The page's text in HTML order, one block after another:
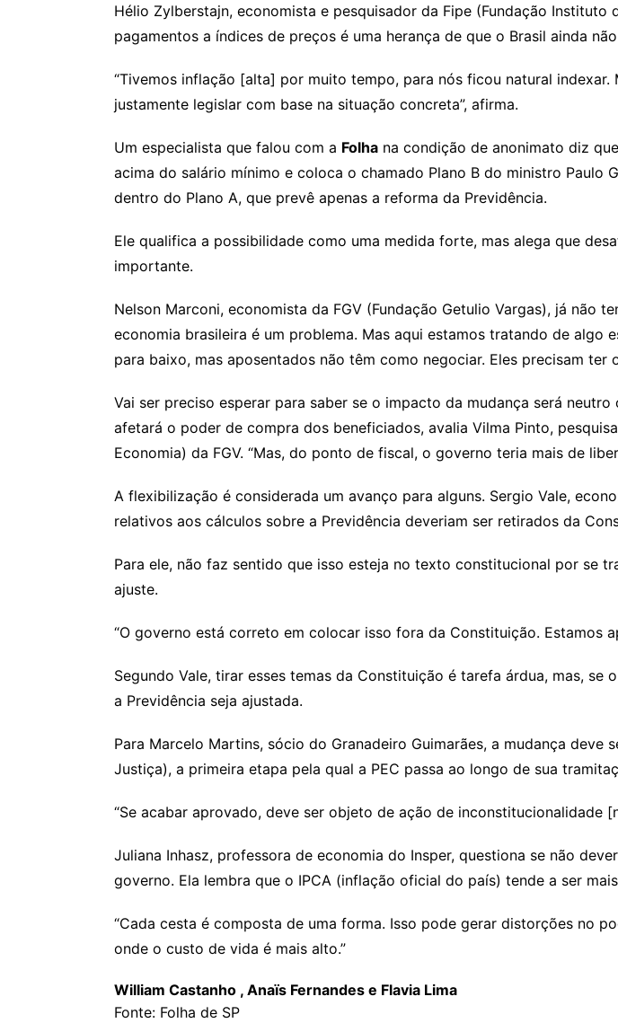
Hélio Zylberstajn, economista e pesquisador da Fipe (Fundação
pagamentos a índices de preços é uma herança de que o Brasil ainda
“Tivemos inflação [alta] por muito tempo, para nós ficou natural
justamente legislar com base na situação concreta”, afirma.
Um especialista que falou com a Folha na condição de anonimato diz
acima do salário mínimo e coloca o chamado Plano B do ministro
dentro do Plano A, que prevê apenas a reforma da Previdência.
Ele qualifica a possibilidade como uma medida forte, mas alega que
importante.
Nelson Marconi, economista da FGV (Fundação Getulio Vargas), já não
economia brasileira é um problema. Mas aqui estamos tratando de
para baixo, mas aposentados não têm como negociar. Eles precisam
Vai ser preciso esperar para saber se o impacto da mudança será
afetará o poder de compra dos beneficiados, avalia Vilma Pinto,
Economia) da FGV. “Mas, do ponto de fiscal, o governo teria mais de
A flexibilização é considerada um avanço para alguns. Sergio Vale,
relativos aos cálculos sobre a Previdência deveriam ser retirados da
Para ele, não faz sentido que isso esteja no texto constitucional por se
ajuste.
“O governo está correto em colocar isso fora da Constituição. Estamos
Segundo Vale, tirar esses temas da Constituição é tarefa árdua, mas,
a Previdência seja ajustada.
Para Marcelo Martins, sócio do Granadeiro Guimarães, a mudança
Justiça), a primeira etapa pela qual a PEC passa ao longo de sua
“Se acabar aprovado, deve ser objeto de ação de inconstitucionalidade
Juliana Inhasz, professora de economia do Insper, questiona se não
governo. Ela lembra que o IPCA (inflação oficial do país) tende a ser
“Cada cesta é composta de uma forma. Isso pode gerar distorções no
onde o custo de vida é mais alto.”
William Castanho , Anaïs Fernandes e Flavia Lima
Fonte: Folha de SP